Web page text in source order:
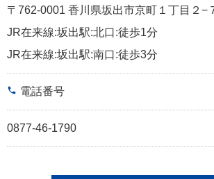
〒762-0001 香川県坂出市京町１丁目２−
JR在来線:坂出駅:北口:徒歩1分
JR在来線:坂出駅:南口:徒歩3分
phone 電話番号
0877-46-1790